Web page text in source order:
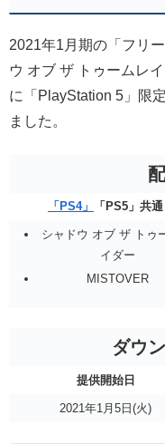
2021年1月期の「フリ
ウ オブ ザ トゥームレ
に「PlayStation 5」限
ました。
「PS4」 「PS5」共通
シャドウ オブ ザ トゥ
イダー
MISTOVER
ダウ
提供開始日
2021年1月5日(火)